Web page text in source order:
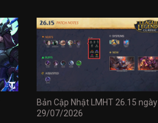
Bản Cập Nhật LMHT 26.15 ngày
29/07/2026